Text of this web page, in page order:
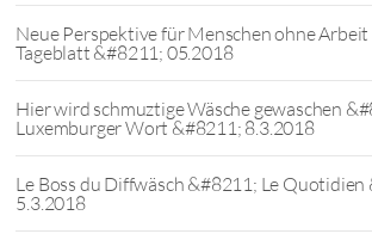
Neue Perspektive für Menschen ohne
Tageblatt &#8211; 05.2018
Hier wird schmuztige Wäsche gewaschen
Luxemburger Wort &#8211; 8.3.2018
Le Boss du Diffwäsch &#8211; Le Quotidien
5.3.2018